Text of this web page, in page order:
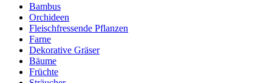
Bambus
Orchideen
Fleischfressende Pflanzen
Farne
Dekorative Gräser
Bäume
Früchte